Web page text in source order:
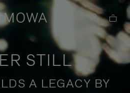
STILL
A LEGACY BY